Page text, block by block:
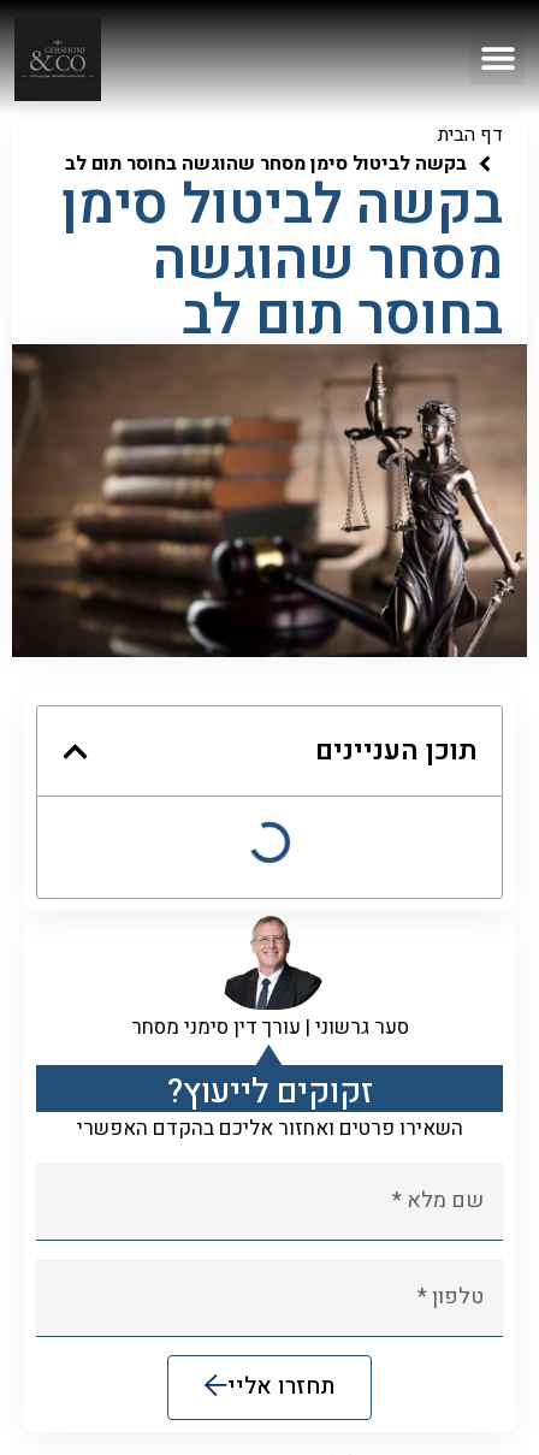
דף הבית
בקשה לביטול סימן מסחר שהוגשה בחוסר תום לב
בקשה לביטול סימן
מסחר שהוגשה
בחוסר תום לב
סער גרשוני | עורך דין סימני מסחר
זקוקים לייעוץ?
השאירו פרטים ואחזור אליכם בהקדם האפשרי
תחזרו אליי
תוכן העניינים